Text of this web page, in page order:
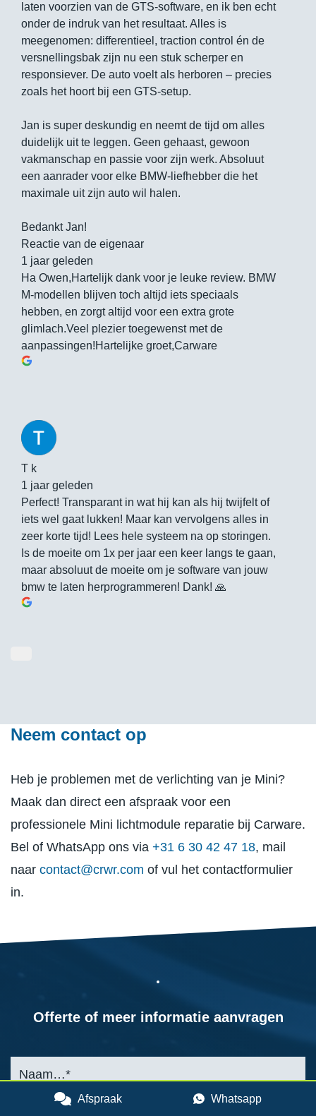
laten voorzien van de GTS-software, en ik ben echt
onder de indruk van het resultaat. Alles is
meegenomen: differentieel, traction control én de
versnellingsbak zijn nu een stuk scherper en
responsiever. De auto voelt als herboren – precies
zoals het hoort bij een GTS-setup.
Jan is super deskundig en neemt de tijd om alles
duidelijk uit te leggen. Geen gehaast, gewoon
vakmanschap en passie voor zijn werk. Absoluut
een aanrader voor elke BMW-liefhebber die het
maximale uit zijn auto wil halen.
Bedankt Jan!
Reactie van de eigenaar
1 jaar geleden
Ha Owen,Hartelijk dank voor je leuke review. BMW
M-modellen blijven toch altijd iets speciaals
hebben, en zorgt altijd voor een extra grote
glimlach.Veel plezier toegewenst met de
aanpassingen!Hartelijke groet,Carware
T k
1 jaar geleden
Perfect! Transparant in wat hij kan als hij twijfelt of
iets wel gaat lukken! Maar kan vervolgens alles in
zeer korte tijd! Lees hele systeem na op storingen.
Is de moeite om 1x per jaar een keer langs te gaan,
maar absoluut de moeite om je software van jouw
bmw te laten herprogrammeren! Dank! 🙏
Neem contact op
Heb je problemen met de verlichting van je Mini?
Maak dan direct een afspraak voor een
professionele Mini lichtmodule reparatie bij Carware.
Bel of WhatsApp ons via +31 6 30 42 47 18, mail
naar contact@crwr.com of vul het contactformulier
in.
Offerte of meer informatie aanvragen
Afspraak Whatsapp